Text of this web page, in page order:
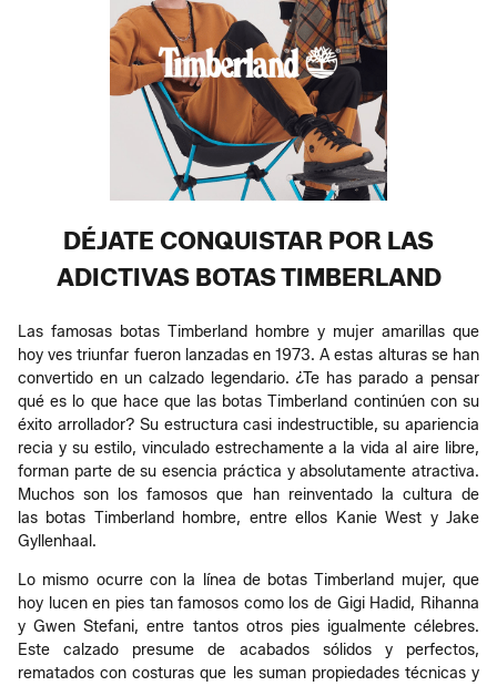
DÉJATE CONQUISTAR POR LAS
ADICTIVAS BOTAS TIMBERLAND
Las famosas botas Timberland hombre y mujer amarillas que
hoy ves triunfar fueron lanzadas en 1973. A estas alturas se han
convertido en un calzado legendario. ¿Te has parado a pensar
qué es lo que hace que las botas Timberland continúen con su
éxito arrollador? Su estructura casi indestructible, su apariencia
recia y su estilo, vinculado estrechamente a la vida al aire libre,
forman parte de su esencia práctica y absolutamente atractiva.
Muchos son los famosos que han reinventado la cultura de
las botas Timberland hombre, entre ellos Kanie West y Jake
Gyllenhaal.
Lo mismo ocurre con la línea de botas Timberland mujer, que
hoy lucen en pies tan famosos como los de Gigi Hadid, Rihanna
y Gwen Stefani, entre tantos otros pies igualmente célebres.
Este calzado presume de acabados sólidos y perfectos,
rematados con costuras que les suman propiedades técnicas y